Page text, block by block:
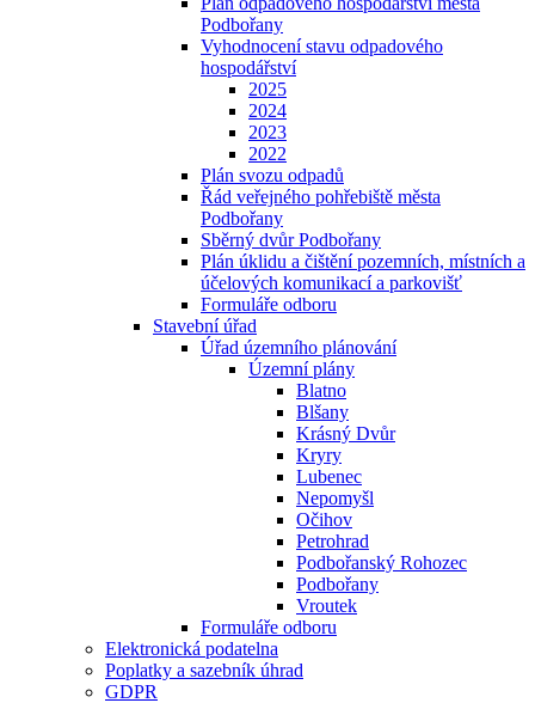
Podbořany
Vyhodnocení stavu odpadového
hospodářství
2025
2024
2023
2022
Plán svozu odpadů
Řád veřejného pohřebiště města
Podbořany
Sběrný dvůr Podbořany
Plán úklidu a čištění pozemních, místních a
účelových komunikací a parkovišť
Formuláře odboru
Stavební úřad
Úřad územního plánování
Územní plány
Blatno
Blšany
Krásný Dvůr
Kryry
Lubenec
Nepomyšl
Očihov
Petrohrad
Podbořanský Rohozec
Podbořany
Vroutek
Formuláře odboru
Elektronická podatelna
Poplatky a sazebník úhrad
GDPR